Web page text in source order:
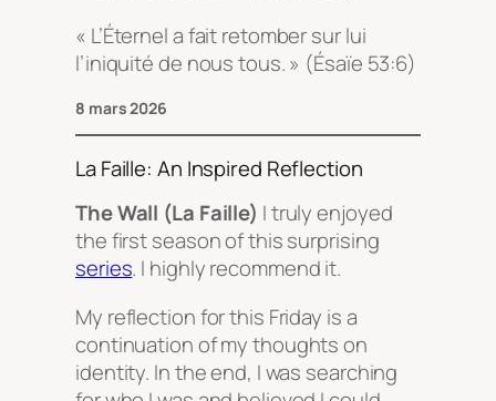
« L’Éternel a fait retomber sur lui
l’iniquité de nous tous. » (Ésaïe 53:6)
8 mars 2026
La Faille: An Inspired Reflection
The Wall (La Faille) I truly enjoyed
the first season of this surprising
series. I highly recommend it.
My reflection for this Friday is a
continuation of my thoughts on
identity. In the end, I was searching